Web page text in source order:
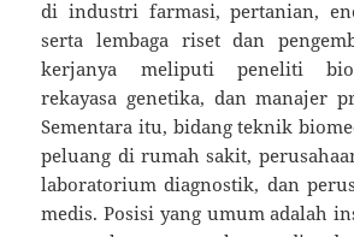
di industri farmasi, pertanian,
serta lembaga riset dan
kerjanya meliputi peneliti
rekayasa genetika, dan manajer
Sementara itu, bidang teknik
peluang di rumah sakit,
laboratorium diagnostik, dan
medis. Posisi yang umum adalah